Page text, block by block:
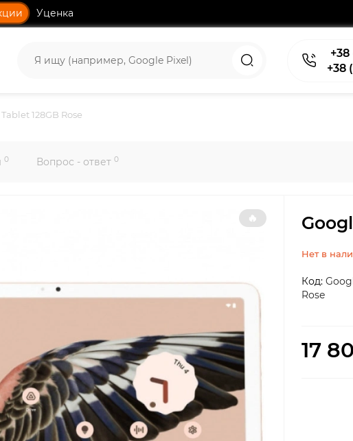
Уценка
+38
+38
128GB Rose
0 Вопрос - ответ 0
🔥
Нет в
Код:
Rose
17